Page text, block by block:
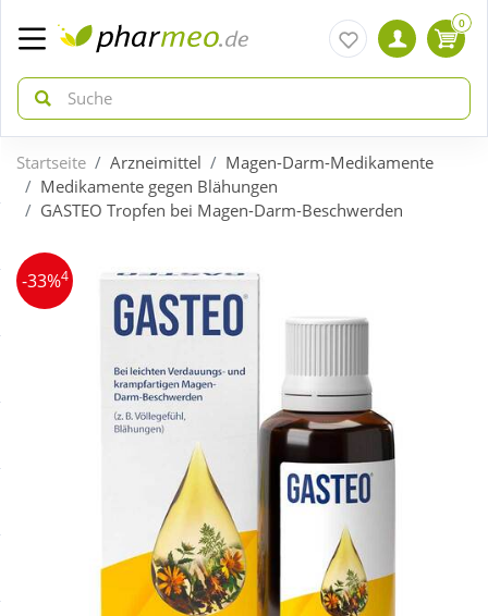
zurück
Aktuelle Coupons
Schnäppchen
zurück
Arzneimittel
Bio & Genuss
Körperpflege & Kosmetik
Liebe & Erotik
0
Startseite Arzneimittel
Magen-Darm-Medikamente
Medikamente gegen Blähungen
GASTEO Tropfen bei Magen-Darm-Beschwerden
-33%4